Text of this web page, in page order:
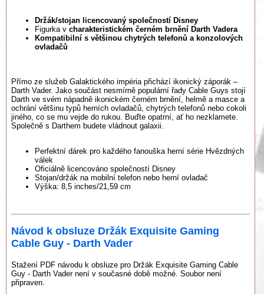
Držák/stojan licencovaný společností Disney
Figurka v charakteristickém černém brnění Darth Vadera
Kompatibilní s většinou chytrých telefonů a konzolových
ovladačů
Přímo ze služeb Galaktického impéria přichází ikonický záporák –
Darth Vader. Jako součást nesmírně populární řady Cable Guys stojí
Darth ve svém nápadně ikonickém černém brnění, helmě a masce a
ochrání většinu typů herních ovladačů, chytrých telefonů nebo cokoli
jiného, co se mu vejde do rukou. Buďte opatrní, ať ho nezklamete.
Společně s Darthem budete vládnout galaxii.
Perfektní dárek pro každého fanouška herní série Hvězdných
válek
Oficiálně licencováno společností Disney
Stojan/držák na mobilní telefon nebo herní ovladač
Výška: 8,5 inches/21,59 cm
Návod k obsluze Držák Exquisite Gaming
Cable Guy - Darth Vader
Stažení PDF návodu k obsluze pro Držák Exquisite Gaming Cable
Guy - Darth Vader není v současné době možné. Soubor není
připraven.